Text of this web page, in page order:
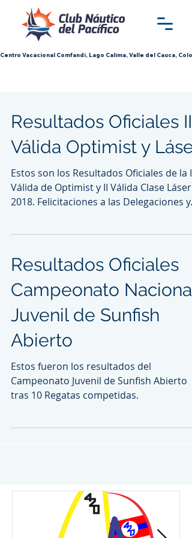
Centro Vacacional Comfandi, Lago Calima, Valle del Cauca,
Resultados Oficiales II
Válida Optimist y Láser
Estos son los Resultados Oficiales de la II
Válida de Optimist y II Válida Clase Láser
2018. Felicitaciones a las Delegaciones y...
Resultados Oficiales
Campeonato Nacional
Juvenil de Sunfish
Abierto
Estos fueron los resultados del
Campeonato Juvenil de Sunfish Abierto
tras 10 Regatas competidas.